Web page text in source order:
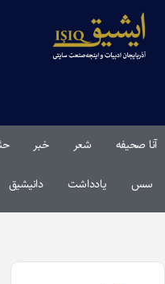
آنا صحیفه شعر خبر
سس یادداشت دانیشیق